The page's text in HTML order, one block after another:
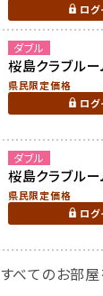
ログ
ダブル
桜島クラブル
県民限定価格
ログ
ダブル
桜島クラブル
県民限定価格
ログ
すべてのお部